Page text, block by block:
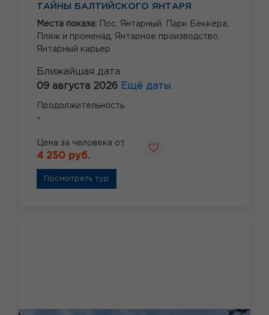
ТАЙНЫ БАЛТИЙСКОГО ЯНТАРЯ
Места показа: Пос. Янтарный,
Парк Беккера,
Пляж и променад, Янтарное производство,
Янтарный карьер
Ближайшая дата
09 августа 2026 Ещё даты
Продолжительность
-
Цена за человека от
4 250 руб.
Посмотреть тур